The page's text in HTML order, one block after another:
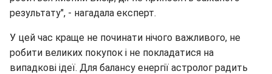
результату", - нагадала експерт.
У цей час краще не починати нічого важливого, не
робити великих покупок і не покладатися на
випадкові ідеї. Для балансу енергії астролог радить